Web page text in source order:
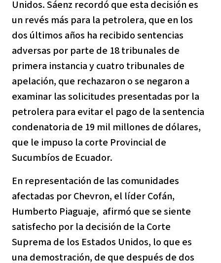
Unidos. Sáenz recordó que esta decisión es
un revés más para la petrolera, que en los
dos últimos años ha recibido sentencias
adversas por parte de 18 tribunales de
primera instancia y cuatro tribunales de
apelación, que rechazaron o se negaron a
examinar las solicitudes presentadas por la
petrolera para evitar el pago de la sentencia
condenatoria de 19 mil millones de dólares,
que le impuso la corte Provincial de
Sucumbíos de Ecuador.
En representación de las comunidades
afectadas por Chevron, el líder Cofán,
Humberto Piaguaje, afirmó que se siente
satisfecho por la decisión de la Corte
Suprema de los Estados Unidos, lo que es
una demostración, de que después de dos